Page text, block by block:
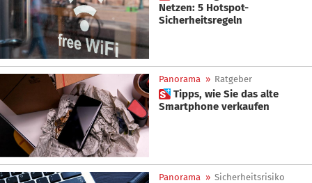
Netzen: 5 Hotspot-
Sicherheitsregeln
Panorama » Ratgeber
 Tipps, wie Sie das alte
Smartphone verkaufen
Panorama » Sicherheitsrisiko